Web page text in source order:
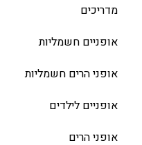
מדריכים
אופניים חשמליות
אופני הרים חשמליות
אופניים לילדים
אופני הרים